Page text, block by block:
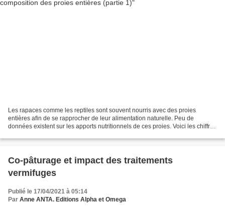
Les rapaces comme les reptiles sont souvent nourris avec des proies
entières afin de se rapprocher de leur alimentation naturelle. Peu de
données existent sur les apports nutritionnels de ces proies. Voici les chiffres
Co-pâturage et impact des traitements
vermifuges
Publié le 17/04/2021 à 05:14
Par Anne ANTA. Editions Alpha et Omega